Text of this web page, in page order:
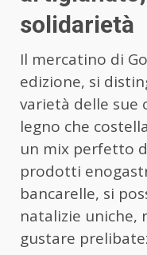
solidarietà
Il mercatino di
edizione, si
varietà delle sue
legno che
un mix perfetto
prodotti
bancarelle, si
natalizie uniche,
gustare